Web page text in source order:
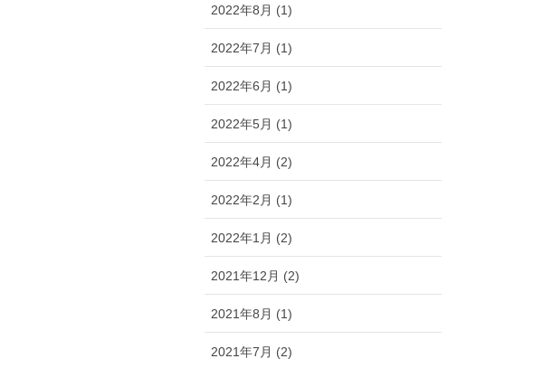
2022年8月 (1)
2022年7月 (1)
2022年6月 (1)
2022年5月 (1)
2022年4月 (2)
2022年2月 (1)
2022年1月 (2)
2021年12月 (2)
2021年8月 (1)
2021年7月 (2)